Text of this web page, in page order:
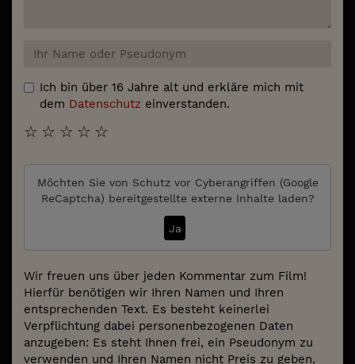
Ich bin über 16 Jahre alt und erkläre mich mit
dem Datenschutz einverstanden.
☆
☆
☆
☆
☆
Möchten Sie von Schutz vor Cyberangriffen (Google
ReCaptcha) bereitgestellte externe Inhalte laden?
Ja
Wir freuen uns über jeden Kommentar zum Film!
Hierfür benötigen wir Ihren Namen und Ihren
entsprechenden Text. Es besteht keinerlei
Verpflichtung dabei personenbezogenen Daten
anzugeben: Es steht Ihnen frei, ein Pseudonym zu
verwenden und Ihren Namen nicht Preis zu geben.